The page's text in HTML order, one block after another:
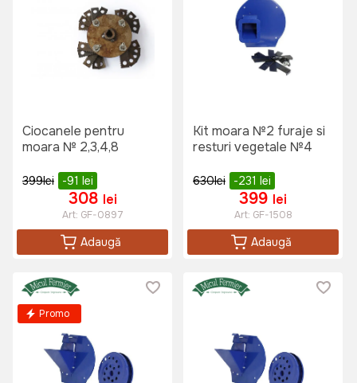
Ciocanele pentru
moara № 2,3,4,8
399lei -91 lei
308 lei
Art: GF-0897
Adaugă
Kit moara №2 furaje si
resturi vegetale №4
630lei -231 lei
399 lei
Art: GF-1508
Adaugă
Promo